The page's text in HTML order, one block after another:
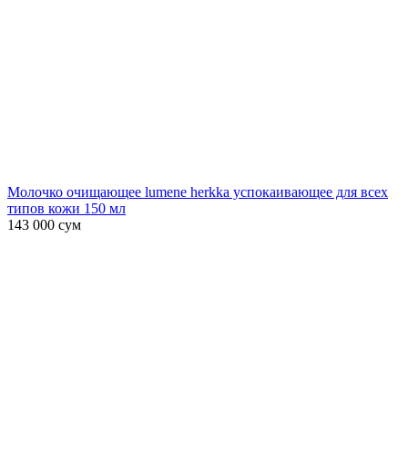
Молочко очищающее lumene herkka успокаивающее для всех
типов кожи 150 мл
143 000 сум